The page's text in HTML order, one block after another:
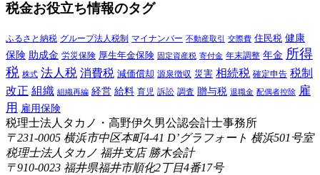
税金お役立ち情報のタグ
ふるさと納税 グループ法人税制 マイナンバー 不動産取引 交際費 住民税 健康
保険 助成金 労災保険 厚生年金保険 固定資産税 寄付金 年末調整 年金 所得
税 株式 法人税 消費税 減価償却 源泉徴収 災害 相続税 確定申告 税制
改正 組織 組織再編 経営 給料 育児 訴訟 調査 贈与税 退職金 配偶者控除 雇
用 雇用保険
税理士法人タカノ・高野伊久男公認会計士事務所
〒231-0005 横浜市中区本町4-41 D’グラフォート 横浜501号室
税理士法人タカノ 福井支店 勝木会計
〒910-0023 福井県福井市順化2丁目4番17号